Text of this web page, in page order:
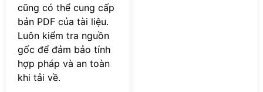
cũng có thể cung cấp
bản PDF của tài liệu.
Luôn kiểm tra nguồn
gốc để đảm bảo tính
hợp pháp và an toàn
khi tải về.